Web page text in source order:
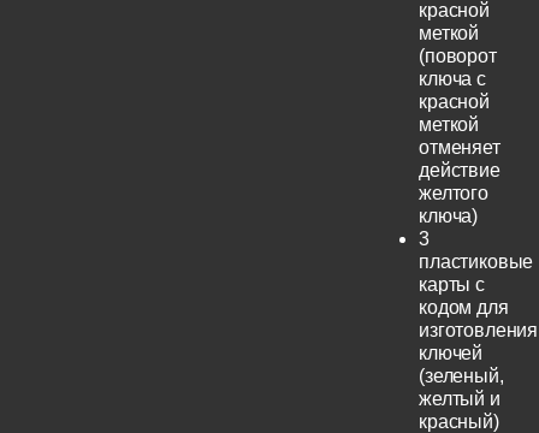
красной
меткой
(поворот
ключа с
красной
меткой
отменяет
действие
желтого
ключа)
3
пластиковые
карты с
кодом для
изготовления
ключей
(зеленый,
желтый и
красный)